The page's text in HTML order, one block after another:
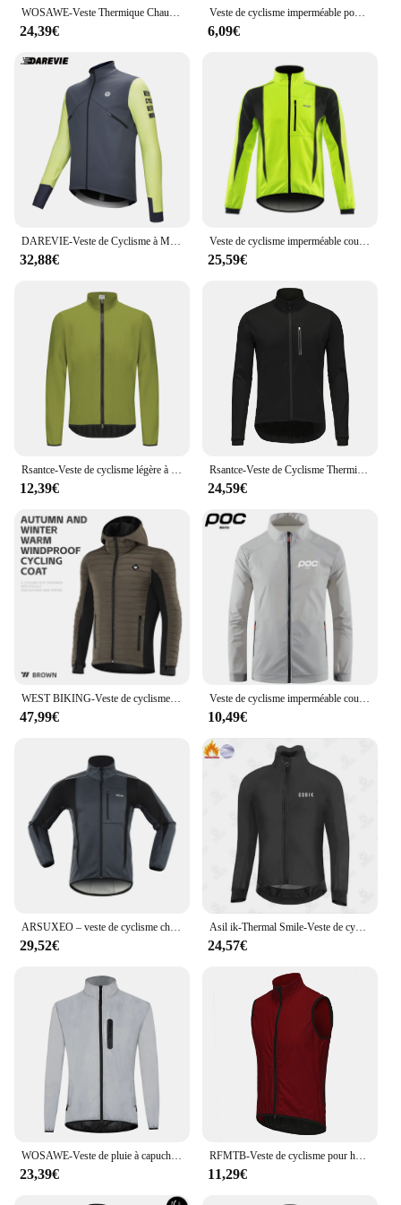
WOSAWE-Veste Thermique Chaude de Cyclisme et VTT, Manteau Long en Jersey pour Motard, Vêtements de Vélo de Route et Course à Pied, Hiver
24,39€
Veste de cyclisme imperméable pour hommes et femmes, manteau coupe-vent, veste de vélo de route, imperméable, mince, léger, respirant, VTT
6,09€
DAREVIE-Veste de Cyclisme à Manches sulfpour Homme, Vêtement Chaud, Doux, Brossé, Respirant
32,88€
Veste de cyclisme imperméable coupe-vent, veste de vélo respirante, vêtements chauds d'hiver
25,59€
12,39€
Rsantce-Veste de Cyclisme Thermique pour l'Extérieur, Manteau Chaud et Souriant, Maillot de Vélo VTT, Coupe-Vent Résistant aux Intempéries, Hiver 2024
24,59€
47,99€ 10,49€
29,52€
Asil ik-Thermal Smile-Veste de cyclisme pour homme, vêtements chauds à manches longues, Y, vélo de route, sports de plein air, VTT, hiver/printemps
24,57€
23,39€
RFMTB-Veste de cyclisme pour homme, coupe-vent, imperméable, à séchage rapide
11,29€